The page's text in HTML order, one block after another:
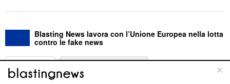
Blasting News lavora con l’Unione Europea nella lotta
contro le fake news
ABOUT